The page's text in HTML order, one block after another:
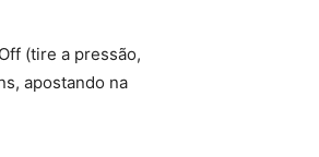
(tire a pressão,
apostando na